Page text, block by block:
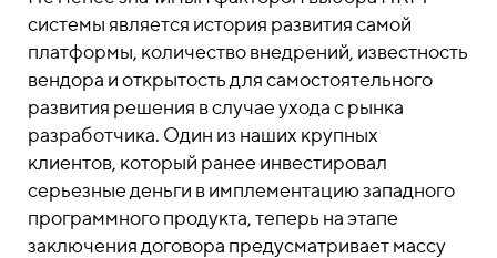
системы является история развития самой
платформы, количество внедрений, известность
вендора и открытость для самостоятельного
развития решения в случае ухода с рынка
разработчика. Один из наших крупных
клиентов, который ранее инвестировал
серьезные деньги в имплементацию западного
программного продукта, теперь на этапе
заключения договора предусматривает массу